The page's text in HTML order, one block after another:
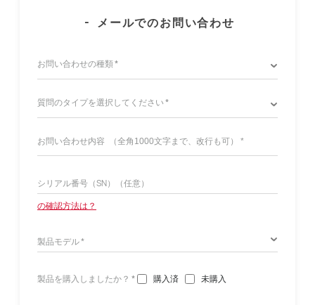
- メールでのお問い合わせ
お問い合わせの種類 *
質問のタイプを選択してください *
の確認方法は？
製品を購入しましたか？ * 購入済 未購入